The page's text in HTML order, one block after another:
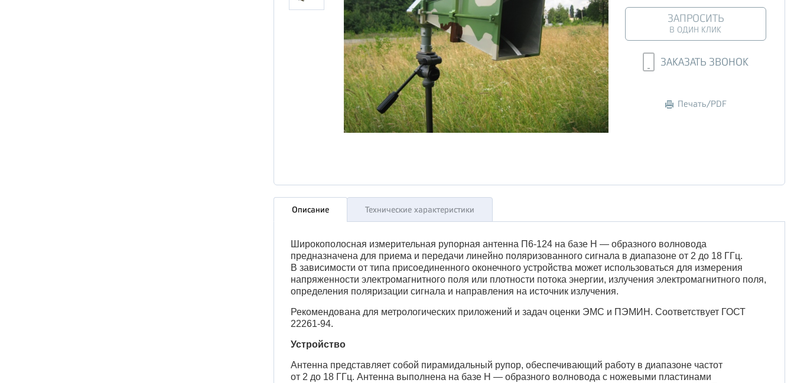
ЗАПРОСИТЬ
В ОДИН КЛИК
ЗАКАЗАТЬ ЗВОНОК
Печать/PDF
Описание Технические характеристики
Широкополосная измерительная рупорная антенна П6-124 на базе H — образного волновода
предназначена для приема и передачи линейно поляризованного сигнала в диапазоне от 2 до 18 ГГц.
В зависимости от типа присоединенного оконечного устройства может использоваться для измерения
напряженности электромагнитного поля или плотности потока энергии, излучения электромагнитного поля,
определения поляризации сигнала и направления на источник излучения.
Рекомендована для метрологических приложений и задач оценки ЭМС и ПЭМИН. Соответствует ГОСТ
22261-94.
Устройство
Антенна представляет собой пирамидальный рупор, обеспечивающий работу в диапазоне частот
от 2 до 18 ГГц. Антенна выполнена на базе Н — образного волновода с ножевыми пластинами